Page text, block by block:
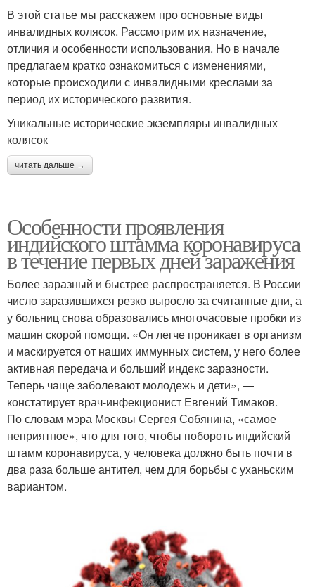
В этой статье мы расскажем про основные виды
инвалидных колясок. Рассмотрим их назначение,
отличия и особенности использования. Но в начале
предлагаем кратко ознакомиться с изменениями,
которые происходили с инвалидными креслами за
период их исторического развития.
Уникальные исторические экземпляры инвалидных
колясок
читать дальше →
Особенности проявления
индийского штамма коронавируса
в течение первых дней заражения
Более заразный и быстрее распространяется. В России
число заразившихся резко выросло за считанные дни, а
у больниц снова образовались многочасовые пробки из
машин скорой помощи. «Он легче проникает в организм
и маскируется от наших иммунных систем, у него более
активная передача и больший индекс заразности.
Теперь чаще заболевают молодежь и дети», —
констатирует врач-инфекционист Евгений Тимаков.
По словам мэра Москвы Сергея Собянина, «самое
неприятное», что для того, чтобы побороть индийский
штамм коронавируса, у человека должно быть почти в
два раза больше антител, чем для борьбы с уханьским
вариантом.